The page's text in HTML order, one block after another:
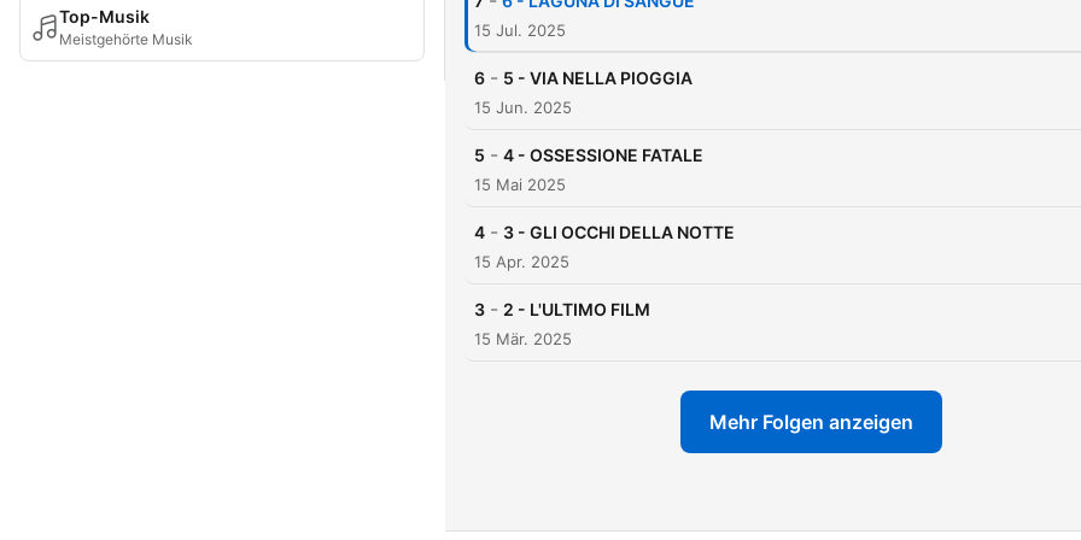
Top-Musik
Meistgehörte Musik 15 Jul. 2025
6 - 5 - VIA NELLA PIOGGIA
15 Jun. 2025
5 - 4 - OSSESSIONE FATALE
15 Mai 2025
4 - 3 - GLI OCCHI DELLA NOTTE
15 Apr. 2025
3 - 2 - L'ULTIMO FILM
15 Mär. 2025
Mehr Folgen anzeigen